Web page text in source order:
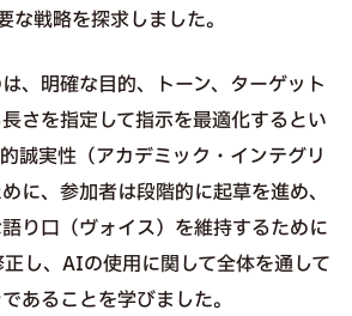
な戦略を探求しました。
、明確な目的、トーン、ターゲット
さを指定して指示を最適化するとい
誠実性（アカデミック・インテグリ
に、参加者は段階的に起草を進め、
り口（ヴォイス）を維持するために
し、AIの使用に関して全体を通して
あることを学びました。